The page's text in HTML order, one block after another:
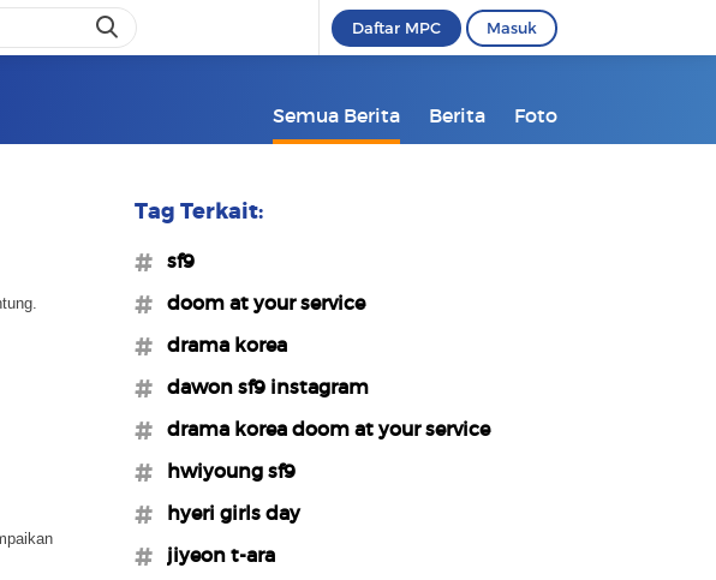
Daftar MPC Masuk
Semua Berita Berita Foto
Tag Terkait:
#sf9
#doom at your service
#drama korea
#dawon sf9 instagram
#drama korea doom at your service
#hwiyoung sf9
#hyeri girls day
#jiyeon t-ara